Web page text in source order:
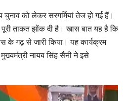
को लेकर सरगर्मियां तेज हो गई हैं।
ताकत झोंक दी है। खास बात यह है कि
के गढ़ से जारी किया। यह कार्यक्रम
नायब सिंह सैनी ने इसे